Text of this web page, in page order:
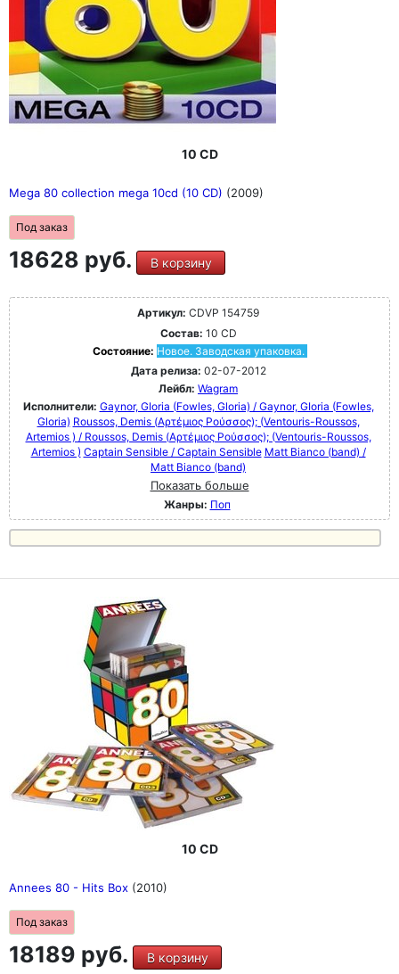
10 CD
Mega 80 collection mega 10cd (10 CD) (2009)
Под заказ
18628 руб. В корзину
Артикул: CDVP 154759
Состав: 10 CD
Состояние: Новое. Заводская упаковка.
Дата релиза: 02-07-2012
Лейбл: Wagram
Исполнители: Gaynor, GIoria (Fowles, Gloria) / Gaynor, GIoria (Fowles,
Gloria) Roussos, Demis (Αρτέμιος Ρούσσος); (Ventouris-Roussos,
Artemios ) / Roussos, Demis (Αρτέμιος Ρούσσος); (Ventouris-Roussos,
Artemios ) Captain Sensible / Captain Sensible Matt Bianco (band) /
Matt Bianco (band)
Показать больше
Жанры: Поп
10 CD
Annees 80 - Hits Box (2010)
Под заказ
18189 руб. В корзину